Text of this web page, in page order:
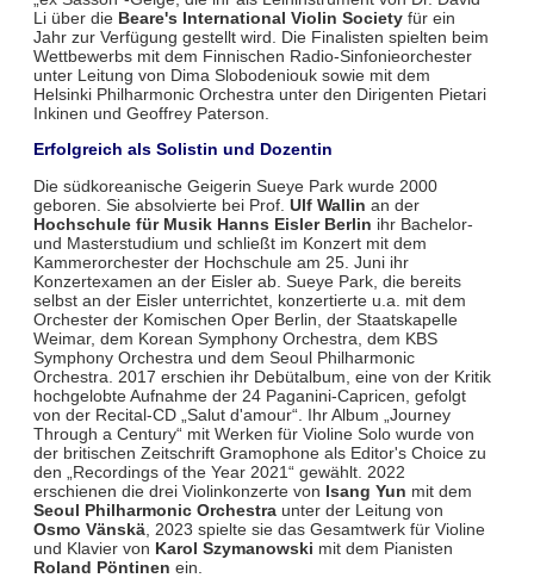
Li über die Beare's International Violin Societyfür ein
Jahr zur Verfügung gestellt wird. Die Finalisten spielten beim
Wettbewerbs mit dem Finnischen Radio-Sinfonieorchester
unter Leitung von Dima Slobodeniouk sowie mit dem
Helsinki Philharmonic Orchestra unter den Dirigenten Pietari
Inkinen und Geoffrey Paterson.
Erfolgreich als Solistin und Dozentin
Die südkoreanische Geigerin Sueye Park wurde 2000
geboren. Sie absolvierte bei Prof. Ulf Wallin an der
Hochschule für Musik Hanns Eisler Berlin ihr Bachelor-
und Masterstudium und schließt im Konzert mit dem
Kammerorchester der Hochschule am 25. Juni ihr
Konzertexamen an der Eisler ab. Sueye Park, die bereits
selbst an der Eisler unterrichtet, konzertierte u.a. mit dem
Orchester der Komischen Oper Berlin, der Staatskapelle
Weimar, dem Korean Symphony Orchestra, dem KBS
Symphony Orchestra und dem Seoul Philharmonic
Orchestra. 2017 erschien ihr Debütalbum, eine von der Kritik
hochgelobte Aufnahme der 24 Paganini-Capricen, gefolgt
von der Recital-CD „Salut d'amour“. Ihr Album „Journey
Through a Century“ mit Werken für Violine Solo wurde von
der britischen Zeitschrift Gramophone als Editor's Choice zu
den „Recordings of the Year 2021“ gewählt. 2022
erschienen die drei Violinkonzerte von Isang Yun mit dem
Seoul Philharmonic Orchestraunter der Leitung von
Osmo Vänskä, 2023 spielte sie das Gesamtwerk für Violine
und Klavier von Karol Szymanowski mit dem Pianisten
Roland Pöntinen ein.